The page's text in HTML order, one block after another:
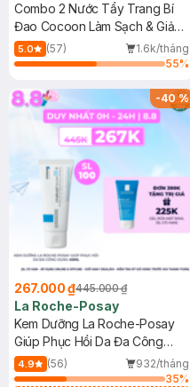
Combo 2 Nước Tẩy Trang Bí
Đao Cocoon Làm Sạch & Giảm
Dầu 500ml
5.0 (57)
1.6k/tháng
55%
-40%
267.000 ₫445.000 ₫
La Roche-Posay
Kem Dưỡng La Roche-Posay
Giúp Phục Hồi Da Đa Công
Dụng 40ml
4.9 (56)
932/tháng
35%